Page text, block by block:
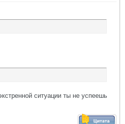
ситуации ты не успеешь